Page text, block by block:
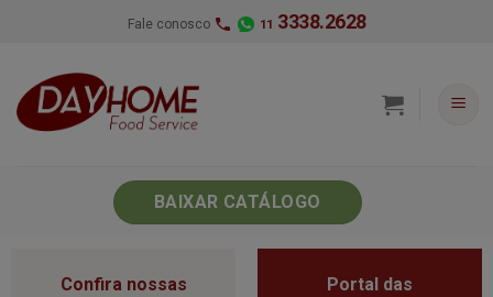
Fale conosco 11 3338.2628
BAIXAR CATÁLOGO
Confira nossas
Portal das